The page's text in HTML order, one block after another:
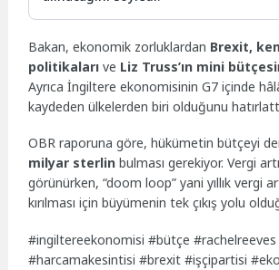
Bakan, ekonomik zorluklardan Brexit,
politikaları ve Liz Truss’ın mini bütçesi
Ayrıca İngiltere ekonomisinin G7 içinde
kaydeden ülkelerden biri olduğunu
OBR raporuna göre, hükümetin bütçeyi
milyar sterlin bulması gerekiyor. Vergi
görünürken, “doom loop” yani yıllık vergi
kırılması için büyümenin tek çıkış yolu
#ingiltereekonomisi #bütçe
#harcamakesintisi #brexit #işçipartisi